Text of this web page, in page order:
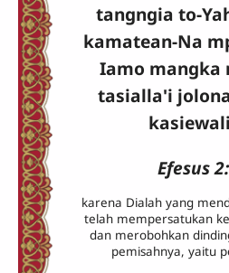
tangngia to-
kamatean-Na
Iamo mangka
tasialla'i
Efesus
karena Dialah yang
telah mempersatukan
dan merobohkan
pemisahnya, yaitu